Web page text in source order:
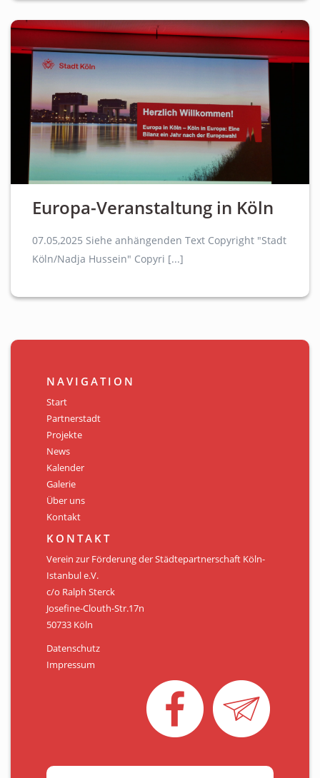
Europa-Veranstaltung in Köln
07.05,2025 Siehe anhängenden Text Copyright "Stadt
Köln/Nadja Hussein" Copyri [...]
NAVIGATION
Start
Partnerstadt
Projekte
News
Kalender
Galerie
Über uns
Kontakt
KONTAKT
Verein zur Förderung der Städtepartnerschaft Köln-
Istanbul e.V.
c/o Ralph Sterck
Josefine-Clouth-Str.17n
50733 Köln
Datenschutz
Impressum